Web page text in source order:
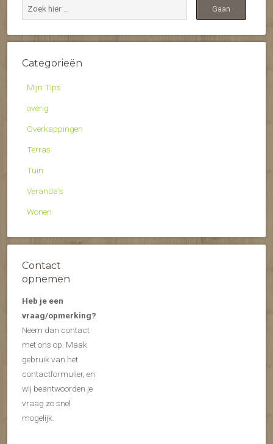
Categorieën
Mijn Tips
overig
Overkappingen
Terras
Tuin
Veranda's
Wonen
Contact
opnemen
Heb je een
vraag/opmerking?
Neem dan contact
met ons op. Maak
gebruik van het
contactformulier, en
wij beantwoorden je
vraag zo snel
mogelijk.